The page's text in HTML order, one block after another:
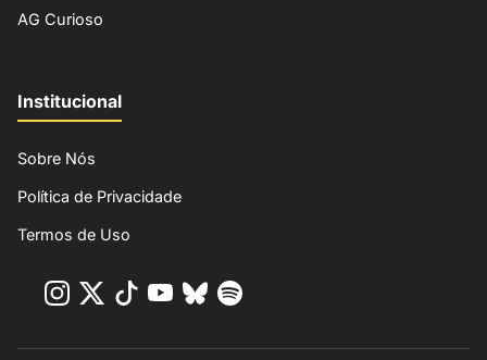
AG Curioso
Institucional
Sobre Nós
Política de Privacidade
Termos de Uso